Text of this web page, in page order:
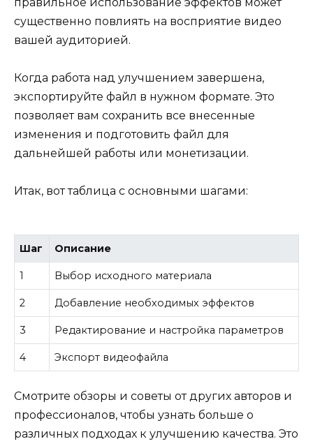
существенно повлиять на восприятие видео
вашей аудиторией.
Когда работа над улучшением завершена,
экспортируйте файл в нужном формате. Это
позволяет вам сохранить все внесенные
изменения и подготовить файл для
дальнейшей работы или монетизации.
Итак, вот таблица с основными шагами:
Шаг Описание
1 Выбор исходного материала
2 Добавление необходимых эффектов
3 Редактирование и настройка параметров
4 Экспорт видеофайла
Смотрите обзоры и советы от других авторов и
профессионалов, чтобы узнать больше о
различных подходах к улучшению качества. Это